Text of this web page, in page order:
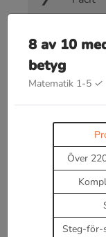
Kommer snart!
Enbart
dagar för 19 kr.
eller
8 av 10
betyg
Matematik 1-5 ✓
Över
Steg-för-